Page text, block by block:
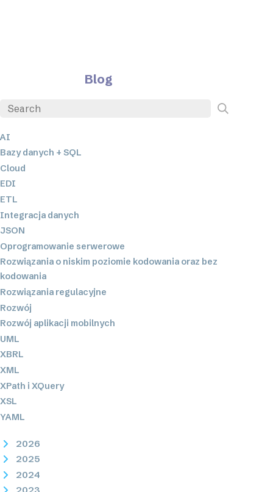
Blog
AI
Bazy danych + SQL
Cloud
EDI
ETL
Integracja danych
JSON
Oprogramowanie serwerowe
Rozwiązania o niskim poziomie kodowania oraz bez
kodowania
Rozwiązania regulacyjne
Rozwój
Rozwój aplikacji mobilnych
UML
XBRL
XML
XPath i XQuery
XSL
YAML
2026
2025
2024